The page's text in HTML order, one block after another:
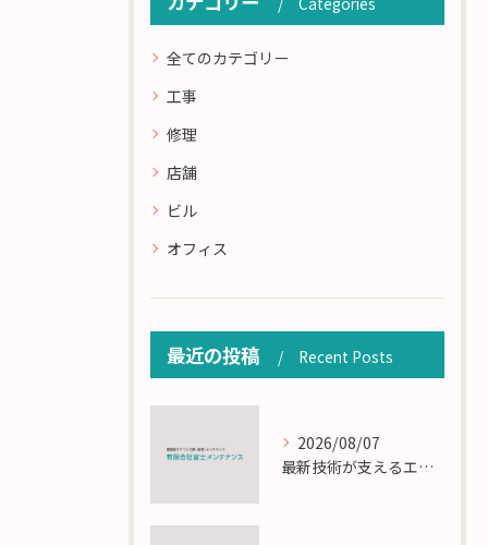
全てのカテゴリー
工事
修理
店舗
ビル
オフィス
最近の投稿 Recent Posts
2026/08/07
最新技術が支えるエアコン工事の匠の技術解説